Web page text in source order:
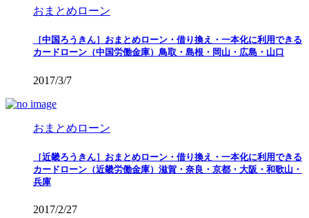
おまとめローン
［中国ろうきん］おまとめローン・借り換え・一本化に利用できる
カードローン（中国労働金庫）鳥取・島根・岡山・広島・山口
2017/3/7
おまとめローン
［近畿ろうきん］おまとめローン・借り換え・一本化に利用できる
カードローン（近畿労働金庫）滋賀・奈良・京都・大阪・和歌山・
兵庫
2017/2/27